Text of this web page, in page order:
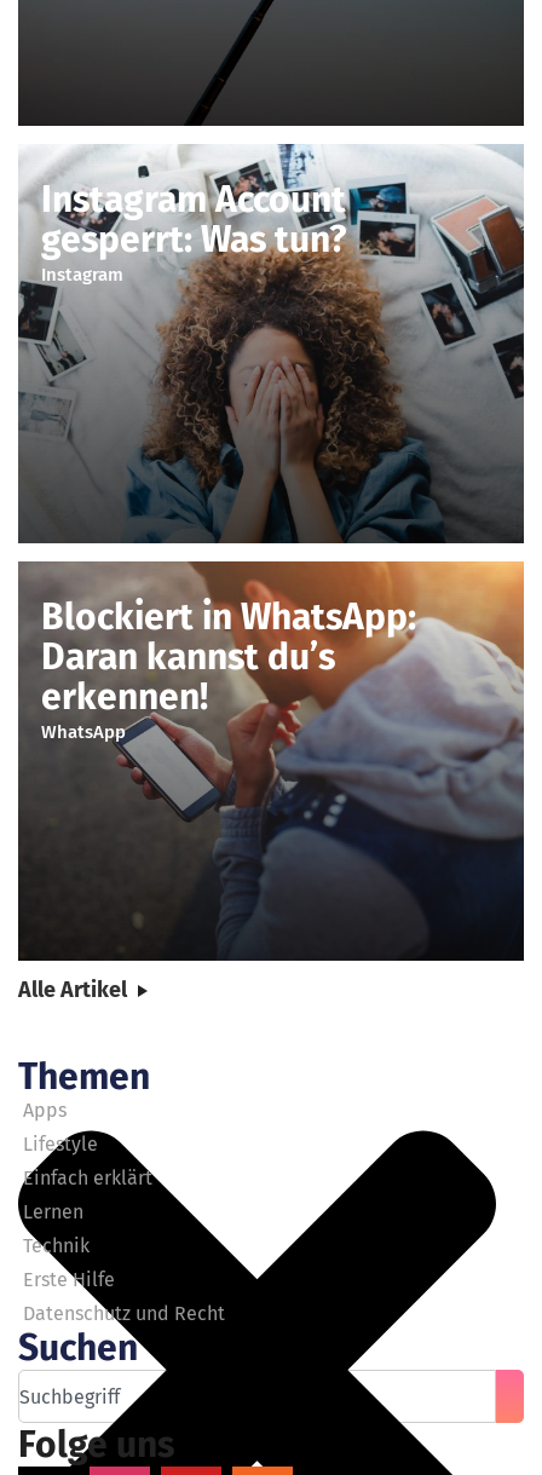
Instagram Account
gesperrt: Was tun?
Instagram
Blockiert in WhatsApp:
Daran kannst du’s
erkennen!
WhatsApp
Alle Artikel
Themen
Apps
Lifestyle
Einfach erklärt
Lernen
Technik
Erste Hilfe
Datenschutz und Recht
Suchen
Folge uns